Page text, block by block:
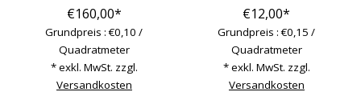
€160,00*
Grundpreis : €0,10 /
Quadratmeter
* exkl. MwSt. zzgl.
Versandkosten
€12,00*
Grundpreis : €0,15 /
Quadratmeter
* exkl. MwSt. zzgl.
Versandkosten